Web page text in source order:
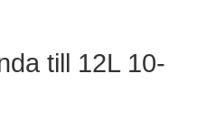
till 12L 10-